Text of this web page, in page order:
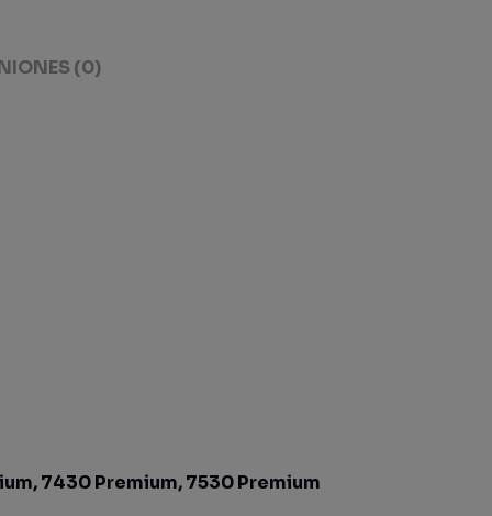
(0)
7430 Premium, 7530 Premium